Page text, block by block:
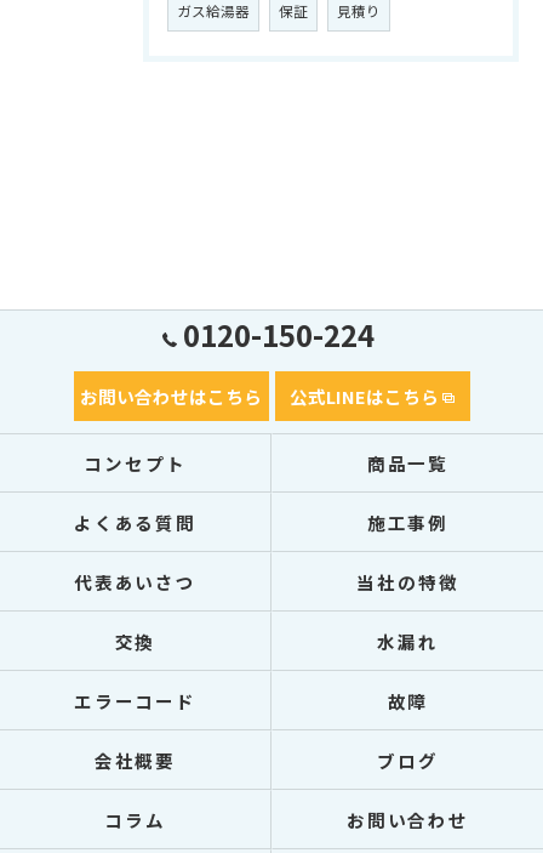
ガス給湯器 保証 見積り
0120-150-224
お問い合わせはこちら 公式LINEはこちら
コンセプト 商品一覧
よくある質問 施工事例
代表あいさつ 当社の特徴
交換 水漏れ
エラーコード 故障
会社概要 ブログ
コラム お問い合わせ